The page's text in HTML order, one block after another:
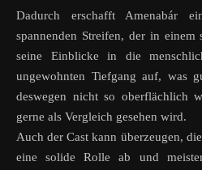
Dadurch erschafft Amenabár
spannenden Streifen, der in einem
seine Einblicke in die
ungewohnten Tiefgang auf, was
deswegen nicht so oberflächlich
gerne als Vergleich gesehen wird.
Auch der Cast kann überzeugen,
eine solide Rolle ab und